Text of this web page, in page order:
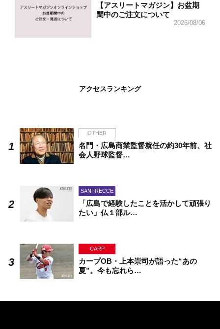
【アスリートマガジン】お盆期
間中のご注文について
2026/08/06
アクセスランキング
OTHER
名門・広島商業監督就任の約30年前、社
会人野球監督…
SANFRECCE
「広島で経験したことを活かして頑張り
たい」仏１部ル…
CARP
カープOB・上本崇司が語った“あの
夏”。今も忘れら…